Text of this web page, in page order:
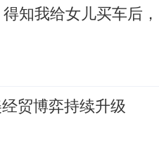
知我给女儿买车后，
贸博弈持续升级